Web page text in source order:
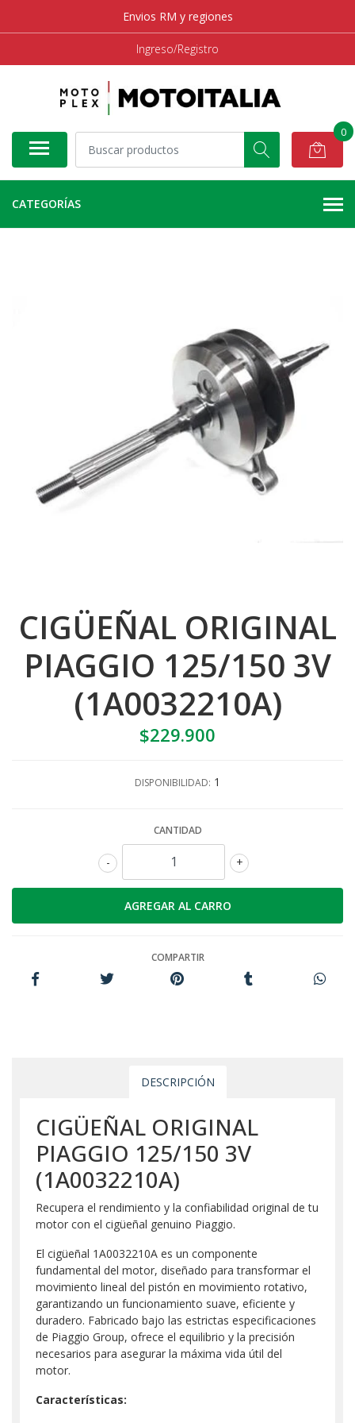
Envios RM y regiones
Ingreso/Registro
0
CATEGORÍAS
CIGÜEÑAL ORIGINAL
PIAGGIO 125/150 3V
(1A0032210A)
$229.900
DISPONIBILIDAD: 1
CANTIDAD
+
-
COMPARTIR
DESCRIPCIÓN
CIGÜEÑAL ORIGINAL
PIAGGIO 125/150 3V
(1A0032210A)
Recupera el rendimiento y la confiabilidad original de tu
motor con el cigüeñal genuino Piaggio.
El cigüeñal 1A0032210A es un componente
fundamental del motor, diseñado para transformar el
movimiento lineal del pistón en movimiento rotativo,
garantizando un funcionamiento suave, eficiente y
duradero. Fabricado bajo las estrictas especificaciones
de Piaggio Group, ofrece el equilibrio y la precisión
necesarios para asegurar la máxima vida útil del
motor.
Características: